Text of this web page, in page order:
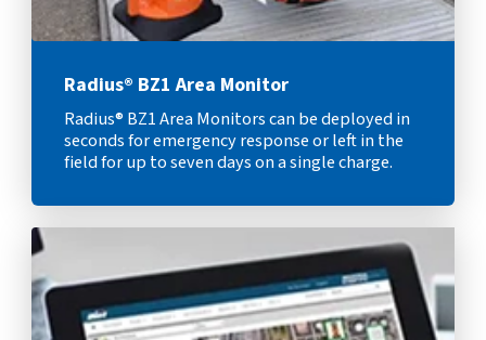
Radius® BZ1 Area Monitor
Radius® BZ1 Area Monitors can be deployed in
seconds for emergency response or left in the
field for up to seven days on a single charge.